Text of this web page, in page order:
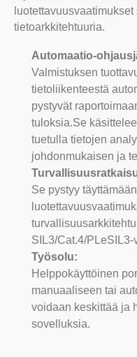
tietoarkkitehtuuria.
Automaatio-
Valmistuksen
tietoliikenteestä
pystyvät
tuloksia.Se
tuetulla tietojen
johdonmukaisen ja
Se pystyy
SIL3/Cat.4/PLeSIL3-
Työsolu:
Helppokäyttöinen
manuaaliseen tai
voidaan keskittää ja
sovelluksia.